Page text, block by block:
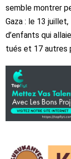
semble montrer
Gaza : le 13
d’enfants qui
tués et 17 autres